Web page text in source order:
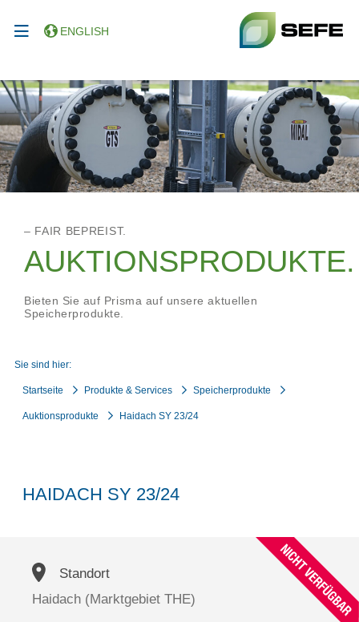
ENGLISH
– FAIR BEPREIST.
AUKTIONSPRODUKTE.
Bieten Sie auf Prisma auf unsere aktuellen
Speicherprodukte.
Sie sind hier:
Startseite Produkte & Services Speicherprodukte
Auktionsprodukte Haidach SY 23/24
HAIDACH SY 23/24
Standort
Haidach (Marktgebiet THE)